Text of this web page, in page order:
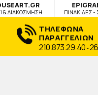
& ΔΙΑΚΟΣΜΗΣΗ ΠΙΝΑΚΙΔΕΣ
ΤΗΛΕΦΩΝΑ
ΠΑΡΑΓΓΕΛΙΩΝ
210.873.29.40 -